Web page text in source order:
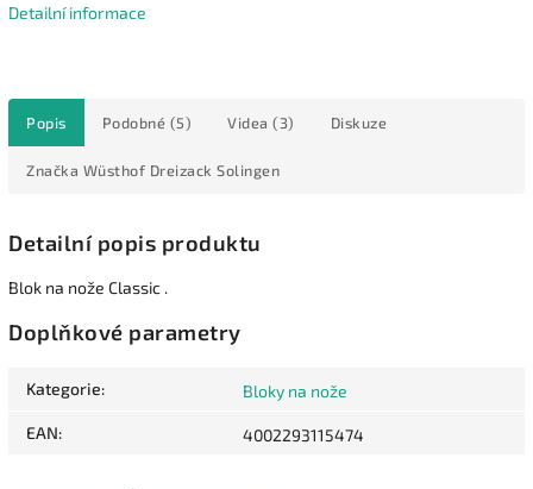
Detailní informace
Popis Podobné (5) Videa (3) Diskuze
Značka Wüsthof Dreizack Solingen
Detailní popis produktu
Blok na nože Classic .
Doplňkové parametry
Kategorie: Bloky na nože
EAN: 4002293115474